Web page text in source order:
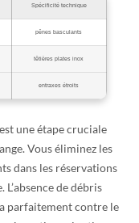
Spécificité technique
pênes basculants
têtières plates inox
entraxes étroits
une étape cruciale
Vous éliminez les
dans les réservations
de débris
parfaitement contre le